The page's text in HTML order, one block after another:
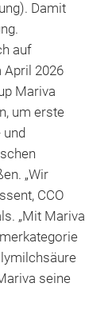
Damit
auf
April 2026
Mariva
um erste
und
„Wir
CCO
„Mit Mariva
seine